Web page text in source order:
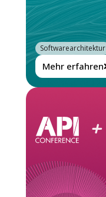
Mehr erfahren
Softwarearchitektur